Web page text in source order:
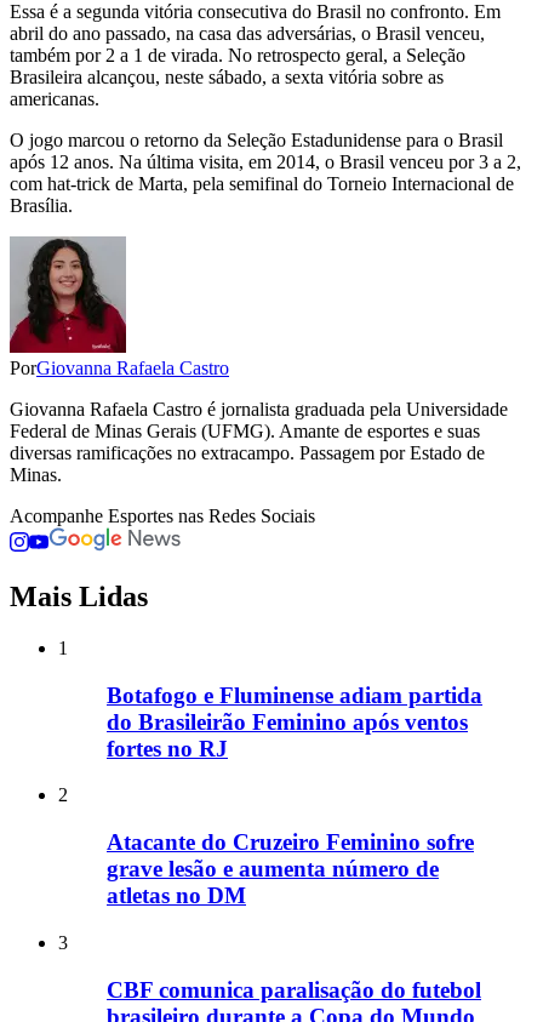
Essa é a segunda vitória consecutiva do Brasil no confronto. Em
abril do ano passado, na casa das adversárias, o Brasil venceu,
também por 2 a 1 de virada. No retrospecto geral, a Seleção
Brasileira alcançou, neste sábado, a sexta vitória sobre as
americanas.
O jogo marcou o retorno da Seleção Estadunidense para o Brasil
após 12 anos. Na última visita, em 2014, o Brasil venceu por 3 a 2,
com hat-trick de Marta, pela semifinal do Torneio Internacional de
Brasília.
PorGiovanna Rafaela Castro
Giovanna Rafaela Castro é jornalista graduada pela Universidade
Federal de Minas Gerais (UFMG). Amante de esportes e suas
diversas ramificações no extracampo. Passagem por Estado de
Minas.
Acompanhe Esportes nas Redes Sociais
Mais Lidas
1
Botafogo e Fluminense adiam partida
do Brasileirão Feminino após ventos
fortes no RJ
2
Atacante do Cruzeiro Feminino sofre
grave lesão e aumenta número de
atletas no DM
3
CBF comunica paralisação do futebol
brasileiro durante a Copa do Mundo